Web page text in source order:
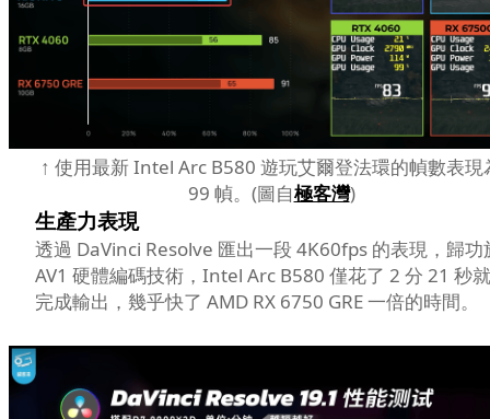
↑ 使用最新 Intel Arc B580 遊玩艾爾登法環的幀數表現
99 幀。(圖自極客灣)
生產力表現
透過 DaVinci Resolve 匯出一段 4K60fps 的表現，歸功
AV1 硬體編碼技術，Intel Arc B580 僅花了 2 分 21 秒就
完成輸出，幾乎快了 AMD RX 6750 GRE 一倍的時間。